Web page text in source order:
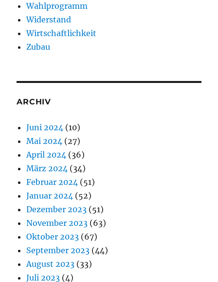
Wahlprogramm
Widerstand
Wirtschaftlichkeit
Zubau
ARCHIV
Juni 2024 (10)
Mai 2024 (27)
April 2024 (36)
März 2024 (34)
Februar 2024 (51)
Januar 2024 (52)
Dezember 2023 (51)
November 2023 (63)
Oktober 2023 (67)
September 2023 (44)
August 2023 (33)
Juli 2023 (4)